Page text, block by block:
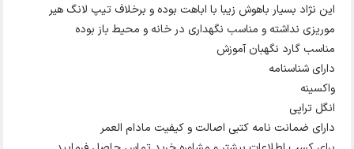
این نژاد بسیار باهوش زیبا با اباهت بوده و برخلاف تیپ لانگ هیر
موریزی نداشته و مناسب نگهداری در خانه و محیط باز بوده
مناسب گارد نگهبان آموزش
دارای شناسنامه
واکسینه
انگل تراپی
دارای ضمانت نامه کتبی اصالت و کیفیت مادام العمر